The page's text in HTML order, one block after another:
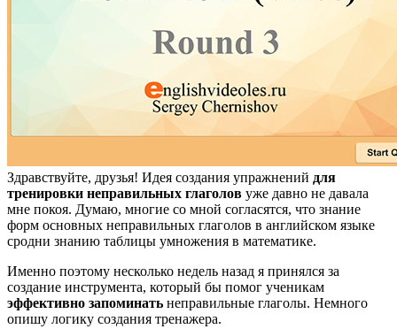
Здравствуйте, друзья! Идея создания упражнений для
тренировки неправильных глаголов уже давно не давала
мне покоя. Думаю, многие со мной согласятся, что знание
форм основных неправильных глаголов в английском языке
сродни знанию таблицы умножения в математике.
Именно поэтому несколько недель назад я принялся за
создание инструмента, который бы помог ученикам
эффективно запоминать неправильные глаголы. Немного
опишу логику создания тренажера.